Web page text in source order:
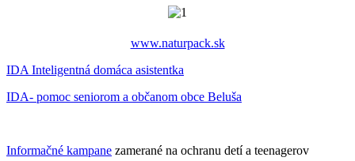
www.naturpack.sk
IDA Inteligentná domáca asistentka
IDA- pomoc seniorom a občanom obce Beluša
Informačné kampane zamerané na ochranu detí a teenagerov